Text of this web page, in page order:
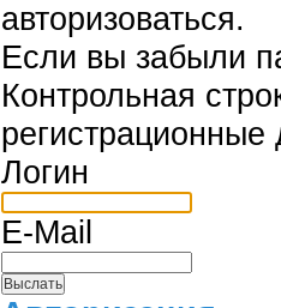
авторизоваться.
Если вы забыли
Контрольная
Логин
E-Mail